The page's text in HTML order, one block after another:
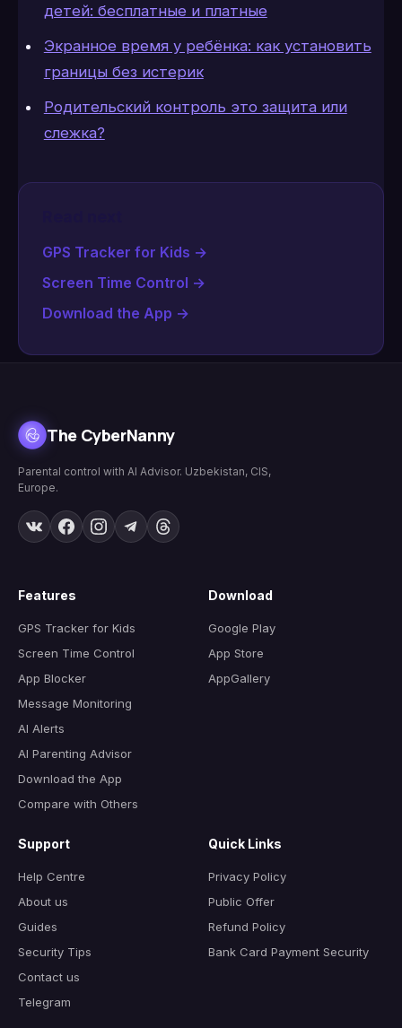
детей: бесплатные и платные
Экранное время у ребёнка: как установить
границы без истерик
Родительский контроль это защита или
слежка?
GPS Tracker for Kids →
Screen Time Control →
Download the App →
The CyberNanny
Parental control with AI Advisor. Uzbekistan, CIS,
Europe.
Features
GPS Tracker for Kids
Screen Time Control
App Blocker
Message Monitoring
AI Alerts
AI Parenting Advisor
Download the App
Compare with Others
Download
Google Play
App Store
AppGallery
Support
Help Centre
About us
Guides
Security Tips
Contact us
Telegram
Quick Links
Privacy Policy
Public Offer
Refund Policy
Bank Card Payment Security